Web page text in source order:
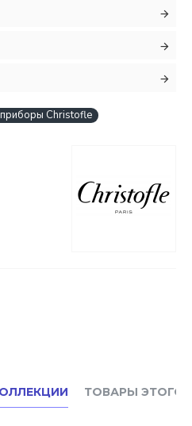
Christofle
ТОВАРЫ ЭТОГО